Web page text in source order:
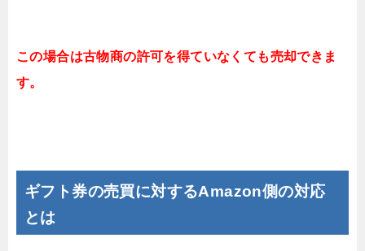
この場合は古物商の許可を得ていなくても売却できま
す。
ギフト券の売買に対するAmazon側の対応
とは